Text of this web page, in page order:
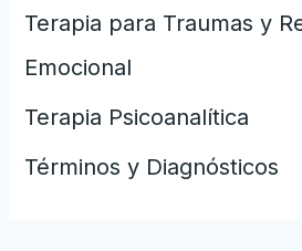
Terapia para Traumas y
Emocional
Terapia Psicoanalítica
Términos y Diagnósticos